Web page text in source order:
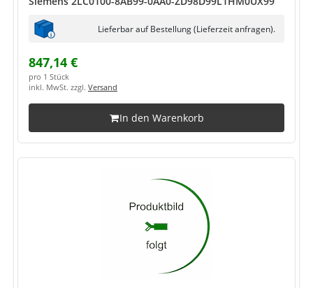
Lieferbar auf Bestellung (Lieferzeit anfragen).
847,14 €
pro 1 Stück
inkl. MwSt. zzgl. Versand
In den Warenkorb